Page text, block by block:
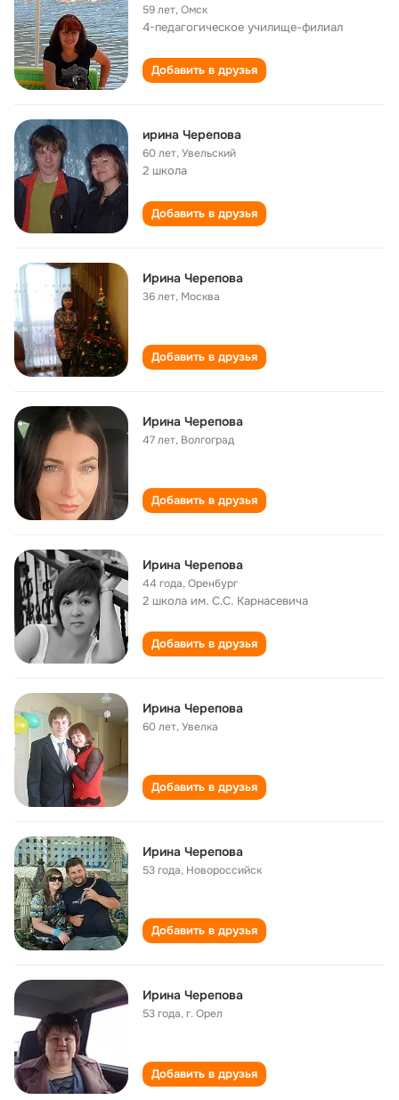
59 лет,Омск
4-педагогическое училище-филиал
Добавить в друзья
ирина Черепова
60 лет,Увельский
2 школа
Добавить в друзья
Ирина Черепова
36 лет, Москва
Добавить в друзья
Ирина Черепова
47 лет, Волгоград
Добавить в друзья
Ирина Черепова
44 года,Оренбург
2 школа им. С.С. Карнасевича
Добавить в друзья
Ирина Черепова
60 лет,Увелка
Добавить в друзья
Ирина Черепова
53 года, Новороссийск
Добавить в друзья
Ирина Черепова
53 года,г. Орел
Добавить в друзья